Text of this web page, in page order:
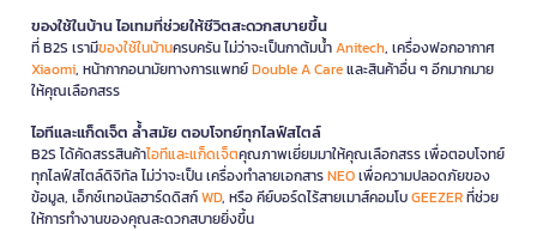
ของใช้ในบ้าน ไอเทมที่ช่วยให้ชีวิตสะดวกสบายขึ้น
ที่ B2S เรามีของใช้ในบ้านครบครัน ไม่ว่าจะเป็นกาต้มน้ำAnitech, เครื่องฟอกอากาศ
Xiaomi, หน้ากากอนามัยทางการแพทย์Double A Careและสินค้าอื่น ๆ อีกมากมาย
ให้คุณเลือกสรร
ไอทีและแก็ดเจ็ต ล้ำสมัย ตอบโจทย์ทุกไลฟ์สไตล์
B2S ได้คัดสรรสินค้าไอทีและแก็ดเจ็ตคุณภาพเยี่ยมมาให้คุณเลือกสรร เพื่อตอบโจทย์
ทุกไลฟ์สไตล์ดิจิทัล ไม่ว่าจะเป็น เครื่องทำลายเอกสารNEOเพื่อความปลอดภัยของ
ข้อมูล, เอ็กซ์เทอนัลฮาร์ดดิสก์WD, หรือ คีย์บอร์ดไร้สายเมาส์คอมโบGEEZERที่ช่วย
ให้การทำงานของคุณสะดวกสบายยิ่งขึ้น